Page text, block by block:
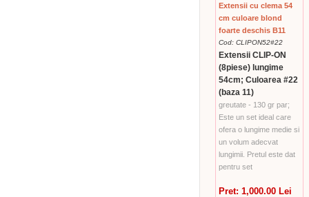
Extensii cu clema 54
cm culoare blond
foarte deschis B11
Cod: CLIPON52#22
Extensii CLIP-ON
(8piese) lungime
54cm; Culoarea #22
(baza 11)
greutate - 130 gr par;
Este un set ideal care
ofera o lungime medie si
un volum adecvat
lungimii. Pretul este dat
pentru set
Pret: 1,000.00 Lei